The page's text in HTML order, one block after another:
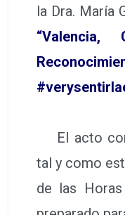
la Dra. María
El acto
tal y como
de las